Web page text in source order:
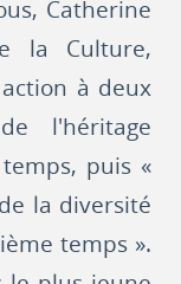
Catherine
la Culture,
à deux
l'héritage
puis «
la diversité
temps ».